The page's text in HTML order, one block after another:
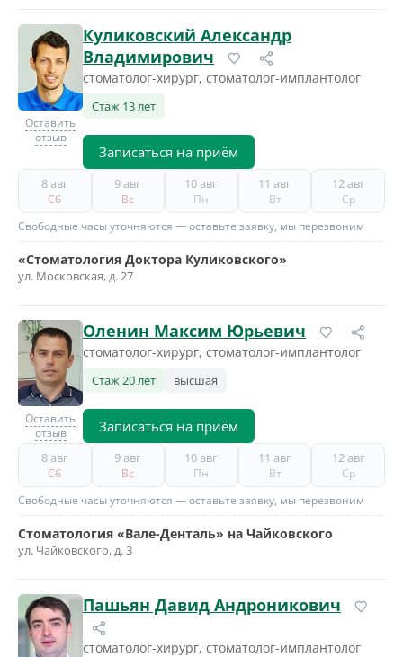
Оставить
отзыв
Куликовский Александр
Владимирович
стоматолог-хирург, стоматолог-имплантолог
Стаж 13 лет
Записаться на приём
8 авг
Сб
9 авг
Вс
10 авг
Пн
11 авг
Вт
12 авг
Ср
Свободные часы уточняются — оставьте заявку, мы перезвоним
«Стоматология Доктора Куликовского»
ул. Московская, д. 27
Оставить
отзыв
Оленин Максим Юрьевич
стоматолог-хирург, стоматолог-имплантолог
Стаж 20 лет высшая
Записаться на приём
8 авг
Сб
9 авг
Вс
10 авг
Пн
11 авг
Вт
12 авг
Ср
Свободные часы уточняются — оставьте заявку, мы перезвоним
Стоматология «Вале-Денталь» на Чайковского
ул. Чайковского, д. 3
Пашьян Давид Андроникович
стоматолог-хирург, стоматолог-имплантолог